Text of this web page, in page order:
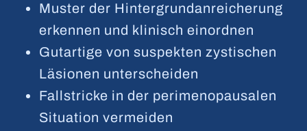
Muster der Hintergrundanreicherung
erkennen und klinisch einordnen
Gutartige von suspekten zystischen
Läsionen unterscheiden
Fallstricke in der perimenopausalen
Situation vermeiden